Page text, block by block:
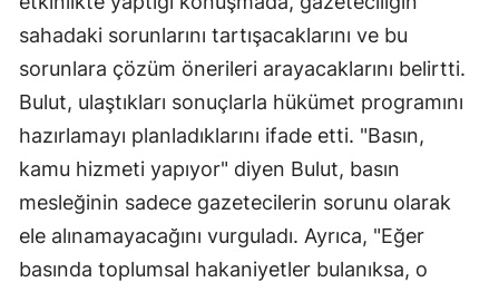
sahadaki sorunlarını tartışacaklarını ve bu
sorunlara çözüm önerileri arayacaklarını belirtti.
Bulut, ulaştıkları sonuçlarla hükümet programını
hazırlamayı planladıklarını ifade etti. "Basın,
kamu hizmeti yapıyor" diyen Bulut, basın
mesleğinin sadece gazetecilerin sorunu olarak
ele alınamayacağını vurguladı. Ayrıca, "Eğer
basında toplumsal hakaniyetler bulanıksa, o